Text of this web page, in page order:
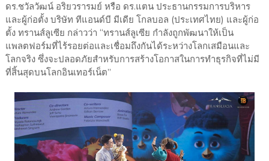
ดร.ชวัลวัฒน์ อริยวรารมย์ หรือ ดร.แตน ประธานกรรมการบริหาร
และผู้ก่อตั้ง บริษัท ทีแอนด์บี มีเดีย โกลบอล (ประเทศไทย) และผู้ก่อ
ตั้ง ทรานส์ลูเซีย กล่าวว่า “ทรานส์ลูเซีย กำลังถูกพัฒนาให้เป็น
แพลตฟอร์มที่ไร้รอยต่อและเชื่อมถึงกันได้ระหว่างโลกเสมือนและ
โลกจริง ซึ่งจะปลอดภัยสำหรับการสร้างโอกาสในการทำธุรกิจที่ไม่มี
ที่สิ้นสุดบนโลกอินเทอร์เน็ต”